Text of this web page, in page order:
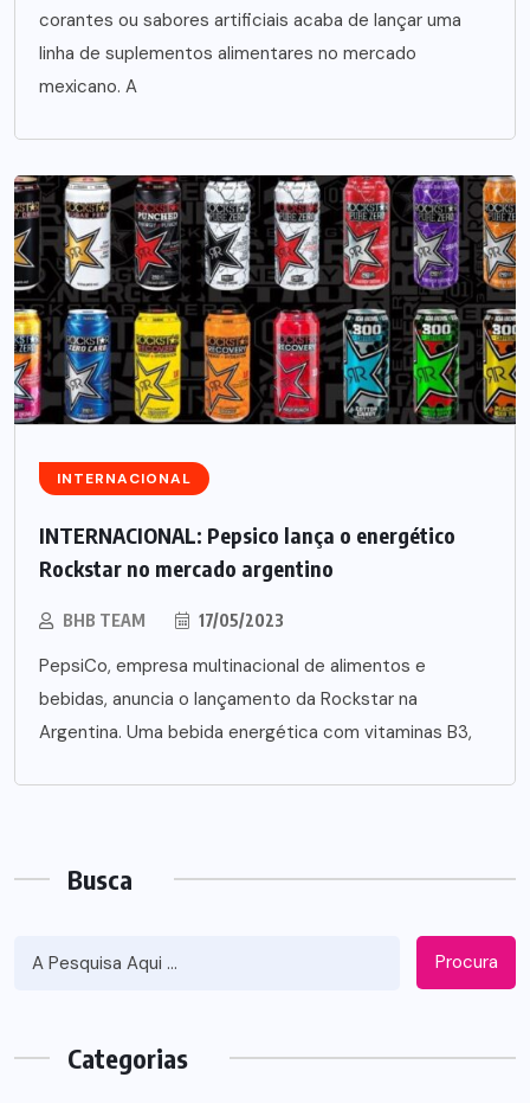
corantes ou sabores artificiais acaba de lançar uma
linha de suplementos alimentares no mercado
mexicano. A
INTERNACIONAL
INTERNACIONAL: Pepsico lança o energético
Rockstar no mercado argentino
BHB TEAM 17/05/2023
PepsiCo, empresa multinacional de alimentos e
bebidas, anuncia o lançamento da Rockstar na
Argentina. Uma bebida energética com vitaminas B3,
Busca
Procura
Categorias